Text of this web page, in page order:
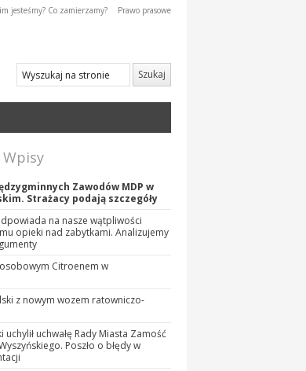
jesteśmy? Co zamierzamy? Prawo prasowe
Wpisy
Zawodów MDP w
Strażacy podają szczegóły
na nasze wątpliwości
opieki nad zabytkami. Analizujemy
Citroenem w
z nowym wozem ratowniczo-
uchwałę Rady Miasta Zamość
Poszło o błędy w